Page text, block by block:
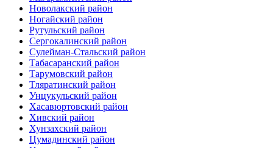
Новолакский район
Ногайский район
Рутульский район
Сергокалинский район
Сулейман-Стальский район
Табасаранский район
Тарумовский район
Тляратинский район
Унцукульский район
Хасавюртовский район
Хивский район
Хунзахский район
Цумадинский район